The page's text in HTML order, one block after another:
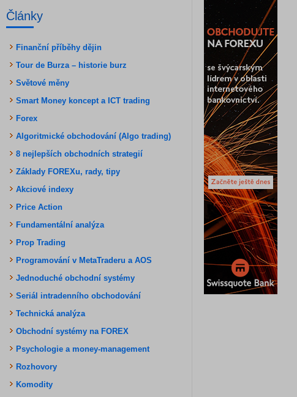
Články
Finanční příběhy dějin
Tour de Burza – historie burz
Světové měny
Smart Money koncept a ICT trading
Forex
Algoritmické obchodování (Algo trading)
8 nejlepších obchodních strategií
Základy FOREXu, rady, tipy
Akciové indexy
Price Action
Fundamentální analýza
Prop Trading
Programování v MetaTraderu a AOS
Jednoduché obchodní systémy
Seriál intradenního obchodování
Technická analýza
Obchodní systémy na FOREX
Psychologie a money-management
Rozhovory
Komodity